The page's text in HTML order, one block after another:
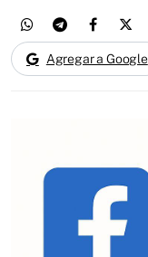
Agregar a Google